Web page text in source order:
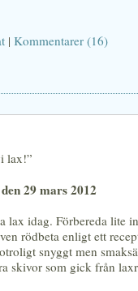
| Kommentarer (16)
lax!”
29 mars 2012
lax idag. Förbereda lite
rödbeta enligt ett
snyggt men
skivor som gick från